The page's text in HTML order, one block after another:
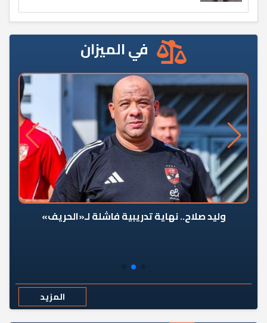
في الميزان
وليد صلاح.. نهاية تدريبية فاشلة لـ«الحريف»
المزيد